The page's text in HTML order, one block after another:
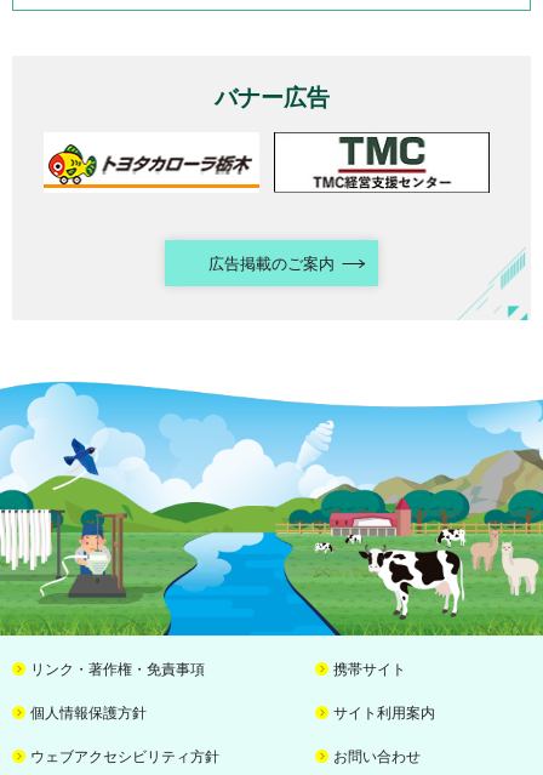
バナー広告
広告掲載のご案内
リンク・著作権・免責事項 携帯サイト
個人情報保護方針 サイト利用案内
ウェブアクセシビリティ方針 お問い合わせ